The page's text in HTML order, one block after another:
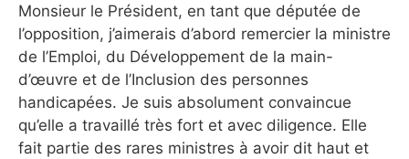
Monsieur le Président, en tant que députée de
l’opposition, j’aimerais d’abord remercier la ministre
de l’Emploi, du Développement de la main-
d’œuvre et de l’Inclusion des personnes
handicapées. Je suis absolument convaincue
qu’elle a travaillé très fort et avec diligence. Elle
fait partie des rares ministres à avoir dit haut et